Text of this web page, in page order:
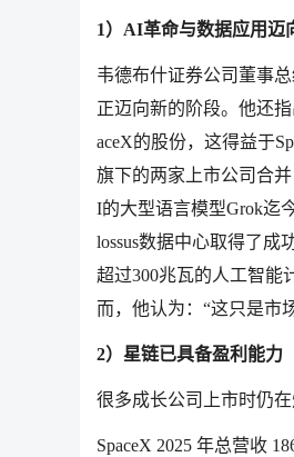
1）AI革命与数据应用迈
韦德布什证券公司董事
正迈向新的阶段。他还
aceX的股份，这得益于
旗下的两家上市公司合
I的大型语言模型Grok迄
lossus数据中心取得了成
超过300兆瓦的人工智能
而，他认为：“这只是市
2）星链已具备盈利能力
很多成长公司上市时仍在
SpaceX 2025 年总营收